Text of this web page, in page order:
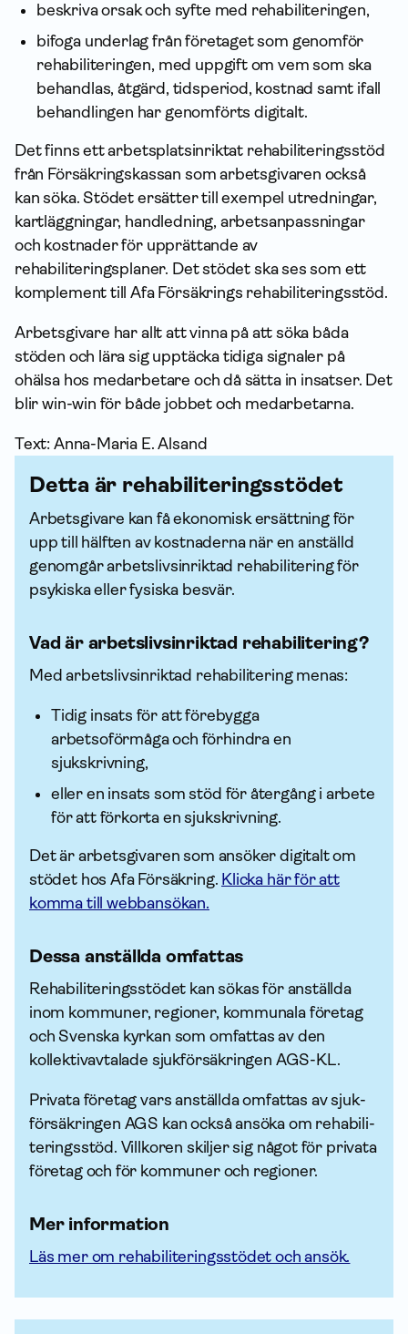
beskriva orsak och syfte med rehabiliteringen,
bifoga underlag från företaget som genomför
rehabiliteringen, med uppgift om vem som ska
behandlas, åtgärd, tidsperiod, kostnad samt ifall
behandlingen har genomförts digitalt.
Det finns ett arbetsplatsinriktat rehabili­terings­stöd
från Försäkrings­kassan som arbetsgivaren också
kan söka. Stödet ersätter till exempel utredningar,
kartläggningar, handledning, arbetsanpassningar
och kostnader för upprättande av
rehabiliteringsplaner. Det stödet ska ses som ett
komplement till Afa Försäkrings rehabili­terings­stöd.
Arbetsgivare har allt att vinna på att söka båda
stöden och lära sig upptäcka tidiga signaler på
ohälsa hos medarbetare och då sätta in insatser. Det
blir win-win för både jobbet och medarbetarna.
Text: Anna-Maria E. Alsand
Detta är rehabiliteringsstödet
Arbetsgivare kan få ekonomisk ersättning för
upp till hälften av kostnaderna när en anställd
genomgår arbetslivsinriktad rehabilitering för
psykiska eller fysiska besvär.
Vad är arbetslivsinriktad rehabilitering?
Med arbetslivsinriktad rehabilitering menas:
Tidig insats för att förebygga
arbetsoförmåga och förhindra en
sjukskrivning,
eller en insats som stöd för återgång i arbete
för att förkorta en sjukskrivning.
Det är arbetsgivaren som ansöker digitalt om
stödet hos Afa För­säkring. Klicka här för att
komma till webbansökan.
Dessa anställda omfattas
Rehabiliteringsstödet kan sökas för anställda
inom kommuner, regioner, kommunala företag
och Svenska kyrkan som omfattas av den
kollektiv­avtalade sjuk­försäkringen AGS-KL.
Privata företag vars anställda omfattas av sjuk­
försäkringen AGS kan också ansöka om rehabili­
terings­stöd. Villkoren skiljer sig något för privata
företag och för kommuner och regioner.
Mer infor­mation
Läs mer om rehabiliteringsstödet och ansök.